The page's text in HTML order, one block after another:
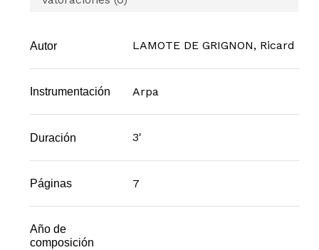
Autor LAMOTE DE GRIGNON, Ricard
Instrumentación Arpa
Duración 3'
Páginas 7
Año de
composición